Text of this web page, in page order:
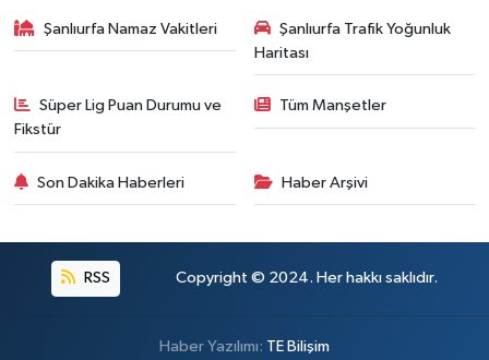
Şanlıurfa Namaz Vakitleri
Şanlıurfa Trafik Yoğunluk
Haritası
Süper Lig Puan Durumu ve
Fikstür
Tüm Manşetler
Son Dakika Haberleri Haber Arşivi
RSS Copyright © 2024. Her hakkı saklıdır.
Haber Yazılımı: TE Bilişim